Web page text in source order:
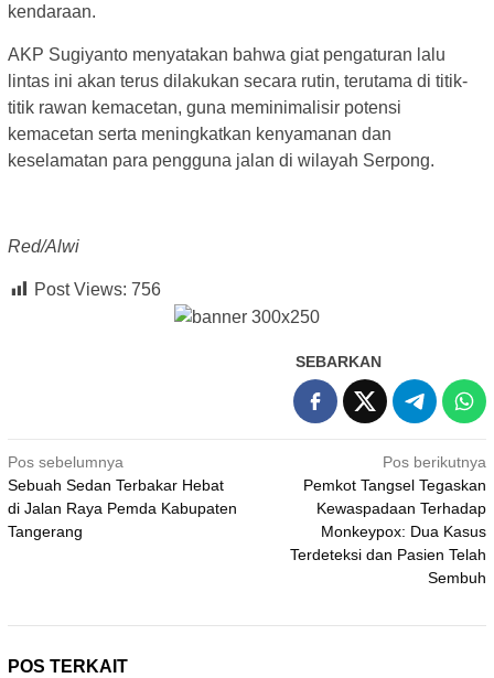
kendaraan.
AKP Sugiyanto menyatakan bahwa giat pengaturan lalu
lintas ini akan terus dilakukan secara rutin, terutama di titik-
titik rawan kemacetan, guna meminimalisir potensi
kemacetan serta meningkatkan kenyamanan dan
keselamatan para pengguna jalan di wilayah Serpong.
Red/Alwi
Post Views: 756
SEBARKAN
Navigasi
pos
Pos sebelumnya
Sebuah Sedan Terbakar Hebat
di Jalan Raya Pemda Kabupaten
Tangerang
Pos berikutnya
Pemkot Tangsel Tegaskan
Kewaspadaan Terhadap
Monkeypox: Dua Kasus
Terdeteksi dan Pasien Telah
Sembuh
POS TERKAIT